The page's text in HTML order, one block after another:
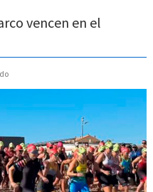
vencen en el